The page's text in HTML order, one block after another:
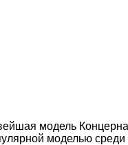
модель
моделью среди